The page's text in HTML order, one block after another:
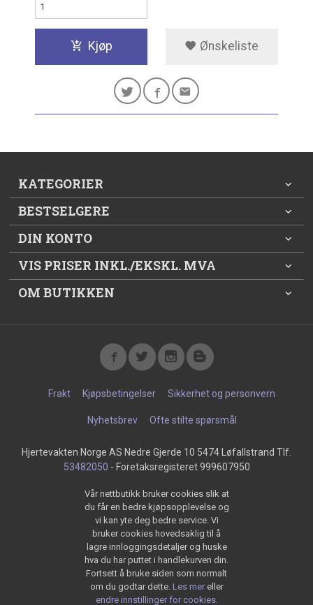
Kjøp Ønskeliste
KATEGORIER
BESTSELGERE
DIN KONTO
VIS PRISER INKL./EKSKL. MVA
OM BUTIKKEN
Frakt Kjøpsbetingelser Sikkerhet og personvern
Nyhetsbrev Ofte stilte spørsmål
Hjertevakten Norge AS Nedre Gjerde 10 5474 Løfallstrand Tlf.
53482050 - Foretaksregisteret 999607950
Vår nettbutikk bruker cookies slik at
du får en bedre kjøpsopplevelse og
vi kan yte deg bedre service. Vi
bruker cookies hovedsaklig til å
lagre innloggingsdetaljer og huske
hva du har puttet i handlekurven din.
Fortsett å bruke siden som normalt
om du godtar dette. Les mer eller
endre innstillinger for cookies.